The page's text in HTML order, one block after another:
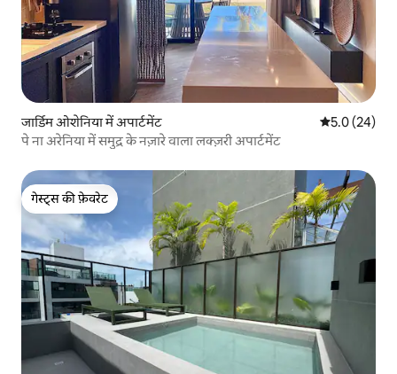
जार्डिम ओशेनिया में अपार्टमेंट औसत रेटिंग 5
5.0 (24)
पे ना अरेनिया में समुद्र के नज़ारे वाला लक्ज़री अपार्टमेंट
गेस्ट्स की फ़ेवरेट
गेस्ट्स की फ़ेवरेट